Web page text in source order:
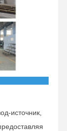
источник,